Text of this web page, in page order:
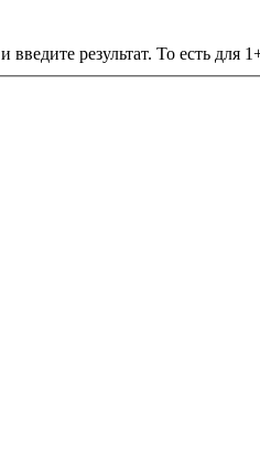
результат. То есть для